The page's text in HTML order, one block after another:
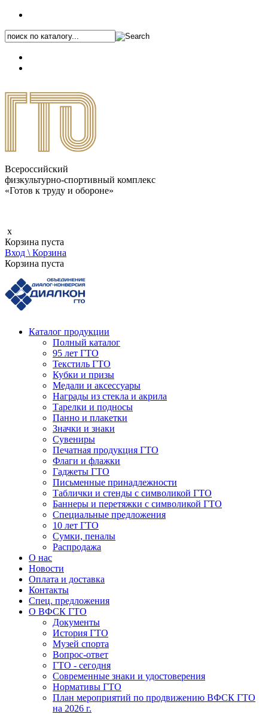
Всероссийский
физкультурно-спортивный комплекс
«Готов к труду и обороне»
x
Корзина пуста
Вход \ Корзина
Корзина пуста
Каталог продукции
Полный каталог
95 лет ГТО
Текстиль ГТО
Кубки и призы
Медали и аксессуары
Награды из стекла и акрила
Тарелки и подносы
Панно и плакетки
Значки и знаки
Сувениры
Печатная продукция ГТО
Флаги и флажки
Гаджеты ГТО
Письменные принадлежности
Таблички и стенды с символикой ГТО
Баннеры и перетяжки с символикой ГТО
Специальные предложения
10 лет ГТО
Сумки, пеналы
Распродажа
О нас
Новости
Оплата и доставка
Контакты
Спец. предложения
О ВФСК ГТО
Документы
История ГТО
Музей спорта
Вопрос-ответ
ГТО - сегодня
Современные знаки и удостоверения
Нормативы ГТО
План мероприятий по продвижению ВФСК ГТО
на 2026 г.